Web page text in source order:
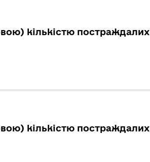
кількістю постраждалих
кількістю постраждалих